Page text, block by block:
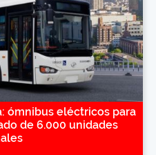
ómnibus eléctricos para
de 6.000 unidades